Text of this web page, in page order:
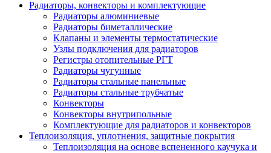
Радиаторы, конвекторы и комплектующие
Радиаторы алюминиевые
Радиаторы биметаллические
Клапаны и элементы термостатические
Узлы подключения для радиаторов
Регистры отопительные РГТ
Радиаторы чугунные
Радиаторы стальные панельные
Радиаторы стальные трубчатые
Конвекторы
Конвекторы внутрипольные
Комплектующие для радиаторов и конвекторов
Теплоизоляция, уплотнения, защитные покрытия
Теплоизоляция на основе вспененного каучука и